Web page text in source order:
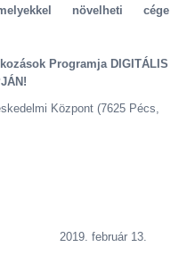
növelheti cége
Programja DIGITÁLIS
Központ (7625 Pécs,
2019. február 13.